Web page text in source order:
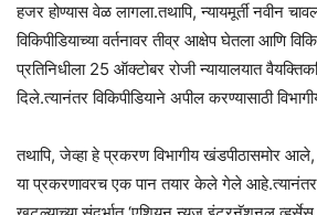
हजर होण्यास वेळ लागला.तथापि, न्यायमूर्ती नवीन
विकिपीडियाच्या वर्तनावर तीव्र आक्षेप घेतला आणि
प्रतिनिधीला 25 ऑक्टोबर रोजी न्यायालयात
दिले.त्यानंतर विकिपीडियाने अपील करण्यासाठी
तथापि, जेव्हा हे प्रकरण विभागीय खंडपीठासमोर
या प्रकरणावरच एक पान तयार केले गेले आहे.त्यानंतर